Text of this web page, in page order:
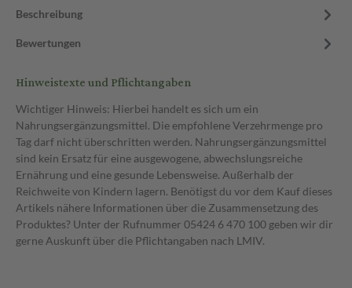
Beschreibung
Bewertungen
Hinweistexte und Pflichtangaben
Wichtiger Hinweis: Hierbei handelt es sich um ein
Nahrungsergänzungsmittel. Die empfohlene Verzehrmenge pro
Tag darf nicht überschritten werden. Nahrungsergänzungsmittel
sind kein Ersatz für eine ausgewogene, abwechslungsreiche
Ernährung und eine gesunde Lebensweise. Außerhalb der
Reichweite von Kindern lagern. Benötigst du vor dem Kauf dieses
Artikels nähere Informationen über die Zusammensetzung des
Produktes? Unter der Rufnummer 05424 6 470 100 geben wir dir
gerne Auskunft über die Pflichtangaben nach LMIV.